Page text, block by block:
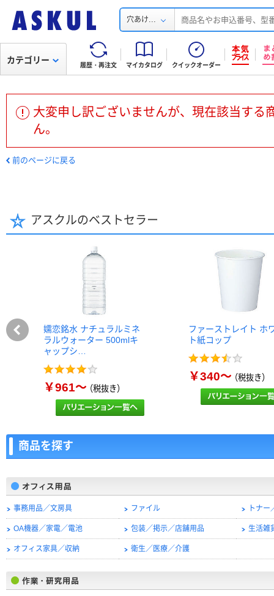
穴あけ...
履歴・再注文 マイカタログ クイックオーダー
カテゴリー
大変申し訳ございませんが、現在該当する
ん。
前のページに戻る
アスクルのベストセラー
嬬恋銘水 ナチュラルミネ
ラルウォーター 500mlキ
ャップシ…
￥961～（税抜き）
ファーストレイト ホ
ト紙コップ
￥340～（税抜き）
商品を探す
事務用品／文房具 ファイル トナ
OA機器／家電／電池 包装／掲示／店舗用品 生活雑
オフィス家具／収納 衛生／医療／介護